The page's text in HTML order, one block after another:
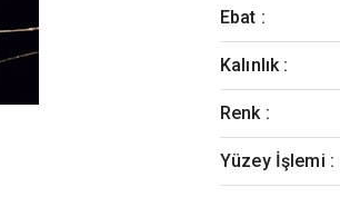
Ebat :
Kalınlık:
Renk:
Yüzey İşlemi :